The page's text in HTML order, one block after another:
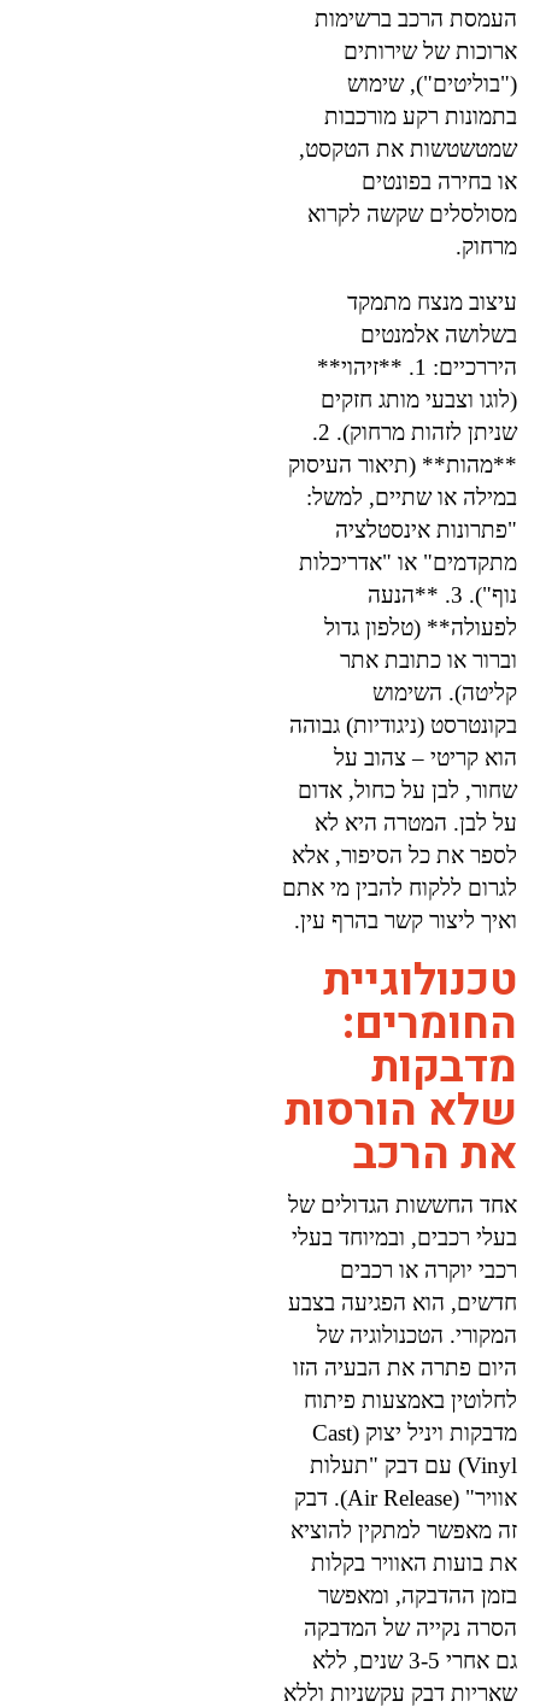
העמסת הרכב ברשימות
ארוכות של שירותים
("בוליטים"), שימוש
בתמונות רקע מורכבות
שמטשטשות את הטקסט,
או בחירה בפונטים
מסולסלים שקשה לקרוא
מרחוק.
עיצוב מנצח מתמקד
בשלושה אלמנטים
היררכיים: 1. **זיהוי**
(לוגו וצבעי מותג חזקים
שניתן לזהות מרחוק). 2.
**מהות** (תיאור העיסוק
במילה או שתיים, למשל:
"פתרונות אינסטלציה
מתקדמים" או "אדריכלות
נוף"). 3. **הנעה
לפעולה** (טלפון גדול
וברור או כתובת אתר
קליטה). השימוש
בקונטרסט (ניגודיות) גבוהה
הוא קריטי – צהוב על
שחור, לבן על כחול, אדום
על לבן. המטרה היא לא
לספר את כל הסיפור, אלא
לגרום ללקוח להבין מי אתם
ואיך ליצור קשר בהרף עין.
טכנולוגיית
החומרים:
מדבקות
שלא הורסות
את הרכב
אחד החששות הגדולים של
בעלי רכבים, ובמיוחד בעלי
רכבי יוקרה או רכבים
חדשים, הוא הפגיעה בצבע
המקורי. הטכנולוגיה של
היום פתרה את הבעיה הזו
לחלוטין באמצעות פיתוח
מדבקות ויניל יצוק (Cast
Vinyl) עם דבק "תעלות
אוויר" (Air Release). דבק
זה מאפשר למתקין להוציא
את בועות האוויר בקלות
בזמן ההדבקה, ומאפשר
הסרה נקייה של המדבקה
גם אחרי 3-5 שנים, ללא
שאריות דבק עקשניות וללא